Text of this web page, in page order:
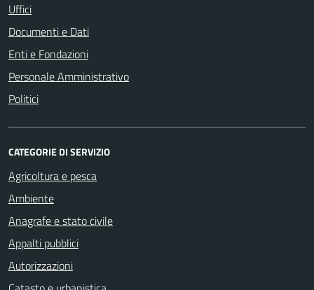
Uffici
Documenti e Dati
Enti e Fondazioni
Personale Amministrativo
Politici
CATEGORIE DI SERVIZIO
Agricoltura e pesca
Ambiente
Anagrafe e stato civile
Appalti pubblici
Autorizzazioni